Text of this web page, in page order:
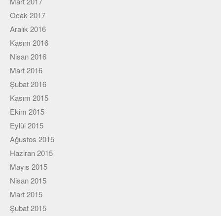
Ocak 2017
Aralık 2016
Kasım 2016
Nisan 2016
Mart 2016
Şubat 2016
Kasım 2015
Ekim 2015
Eylül 2015
Ağustos 2015
Haziran 2015
Mayıs 2015
Nisan 2015
Mart 2015
Şubat 2015